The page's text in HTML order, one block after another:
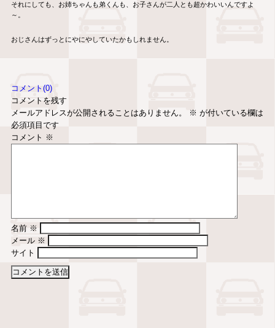
それにしても、お姉ちゃんも弟くんも、お子さんが二人とも超かわいいんですよ
～。
おじさんはずっとにやにやしていたかもしれません。
コメント(0)
コメントを残す
メールアドレスが公開されることはありません。
※ が付いている欄は
必須項目です
コメント ※
名前 ※
メール ※
サイト